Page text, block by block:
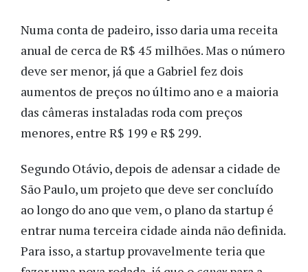
Numa conta de padeiro, isso daria uma receita
anual de cerca de R$ 45 milhões. Mas o número
deve ser menor, já que a Gabriel fez dois
aumentos de preços no último ano e a maioria
das câmeras instaladas roda com preços
menores, entre R$ 199 e R$ 299.
Segundo Otávio, depois de adensar a cidade de
São Paulo, um projeto que deve ser concluído
ao longo do ano que vem, o plano da startup é
entrar numa terceira cidade ainda não definida.
Para isso, a startup provavelmente teria que